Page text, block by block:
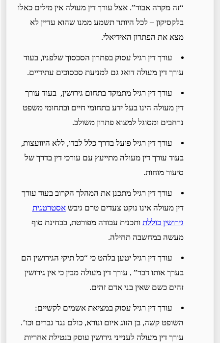
“זה מקרה אבוד”. אצל עורך דין מעולה אין מילים כאלו
בלקסיקון – לכל היותר תשמע ממנו שהוא עדיין לא
מצא את הפתרון האידיאלי.
עורך דין רגיל עסוק בפתרון הסכסוך שלפניו, בעוד
עורך דין מעולה דואג גם למניעת סכסוכים עתידיים.
עורך דין רגיל מתמקד בתחום גירושין, בעוד עורך
דין מעולה הינו בעל ידע בתחומי חיים ובתחומי משפט
נרחבים ומסוגל למצוא פתרון משולב.
עורך דין רגיל פועל בדרך כלל לבדו, ללא היוועצות,
בעוד עורך דין מעולה מתייעץ עם עורכי דין בדרך של
סיעור מוחות.
עורך דין רגיל מתכנן את המהלך הקרוב בעוד עורך
דין מעולה אינו נוקט צעדים טרם גיבשאסטרטגית
גירושין כוללתותכנית עבודה מפורטת, בבחינת סוף
מעשה במחשבה תחילה.
עורך דין רגיל יטען בלהט כי “כל תיקי הגירושין הם
בערך אותו דבר” , עורך דין מעולה מבין כי אין גירושין
זהים כשם שאין בני אדם זהים.
עורך דין רגיל עסוק במציאת אשמים לקשיים:
השופט קשה, בן הזוג איום ונורא, כולם נגד גברים וכו’.
עורך דין מעולה לענייני גירושין עוסק בנטילת אחריות